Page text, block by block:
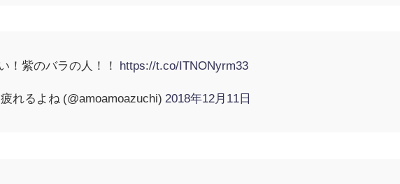
！紫のバラの人！！ https://t.co/ITNONyrm33
れるよね (@amoamoazuchi) 2018年12月11日